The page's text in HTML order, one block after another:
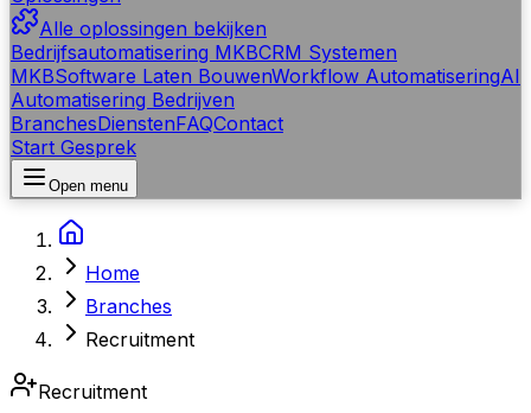
Alle oplossingen bekijken
Bedrijfsautomatisering MKBCRM Systemen
MKBSoftware Laten BouwenWorkflow AutomatiseringAI
Automatisering Bedrijven
BranchesDienstenFAQContact
Start Gesprek
Open menu
Home
Branches
Recruitment
Recruitment